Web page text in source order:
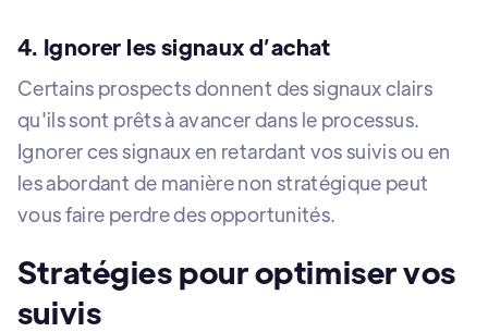
4. Ignorer les signaux d’achat
Certains prospects donnent des signaux clairs
qu'ils sont prêts à avancer dans le processus.
Ignorer ces signaux en retardant vos suivis ou en
les abordant de manière non stratégique peut
vous faire perdre des opportunités.
Stratégies pour optimiser vos
suivis